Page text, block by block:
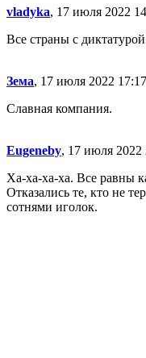
vladyka, 17 июля 2022
Все страны с диктатурой
Зема, 17 июля 2022 17:17
Славная компания.
Eugeneby, 17 июля 2022
Ха-ха-ха-ха. Все равны
Отказались те, кто не
сотнями иголок.